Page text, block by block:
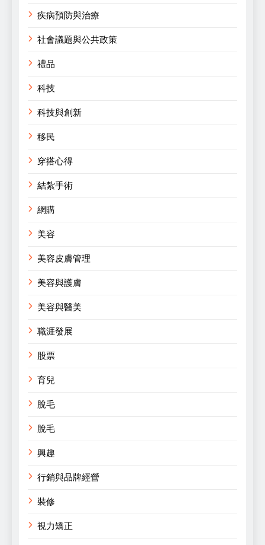
疾病預防與治療
社會議題與公共政策
禮品
科技
科技與創新
移民
穿搭心得
結紮手術
網購
美容
美容皮膚管理
美容與護膚
美容與醫美
職涯發展
股票
育兒
脫毛
脫毛
興趣
行銷與品牌經營
裝修
視力矯正